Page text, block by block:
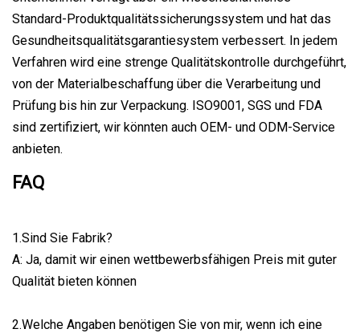
Standard-Produktqualitätssicherungssystem und hat das
Gesundheitsqualitätsgarantiesystem verbessert. In jedem
Verfahren wird eine strenge Qualitätskontrolle durchgeführt,
von der Materialbeschaffung über die Verarbeitung und
Prüfung bis hin zur Verpackung. ISO9001, SGS und FDA
sind zertifiziert, wir könnten auch OEM- und ODM-Service
anbieten.
FAQ
1.Sind Sie Fabrik?
A: Ja, damit wir einen wettbewerbsfähigen Preis mit guter
Qualität bieten können
2.Welche Angaben benötigen Sie von mir, wenn ich eine